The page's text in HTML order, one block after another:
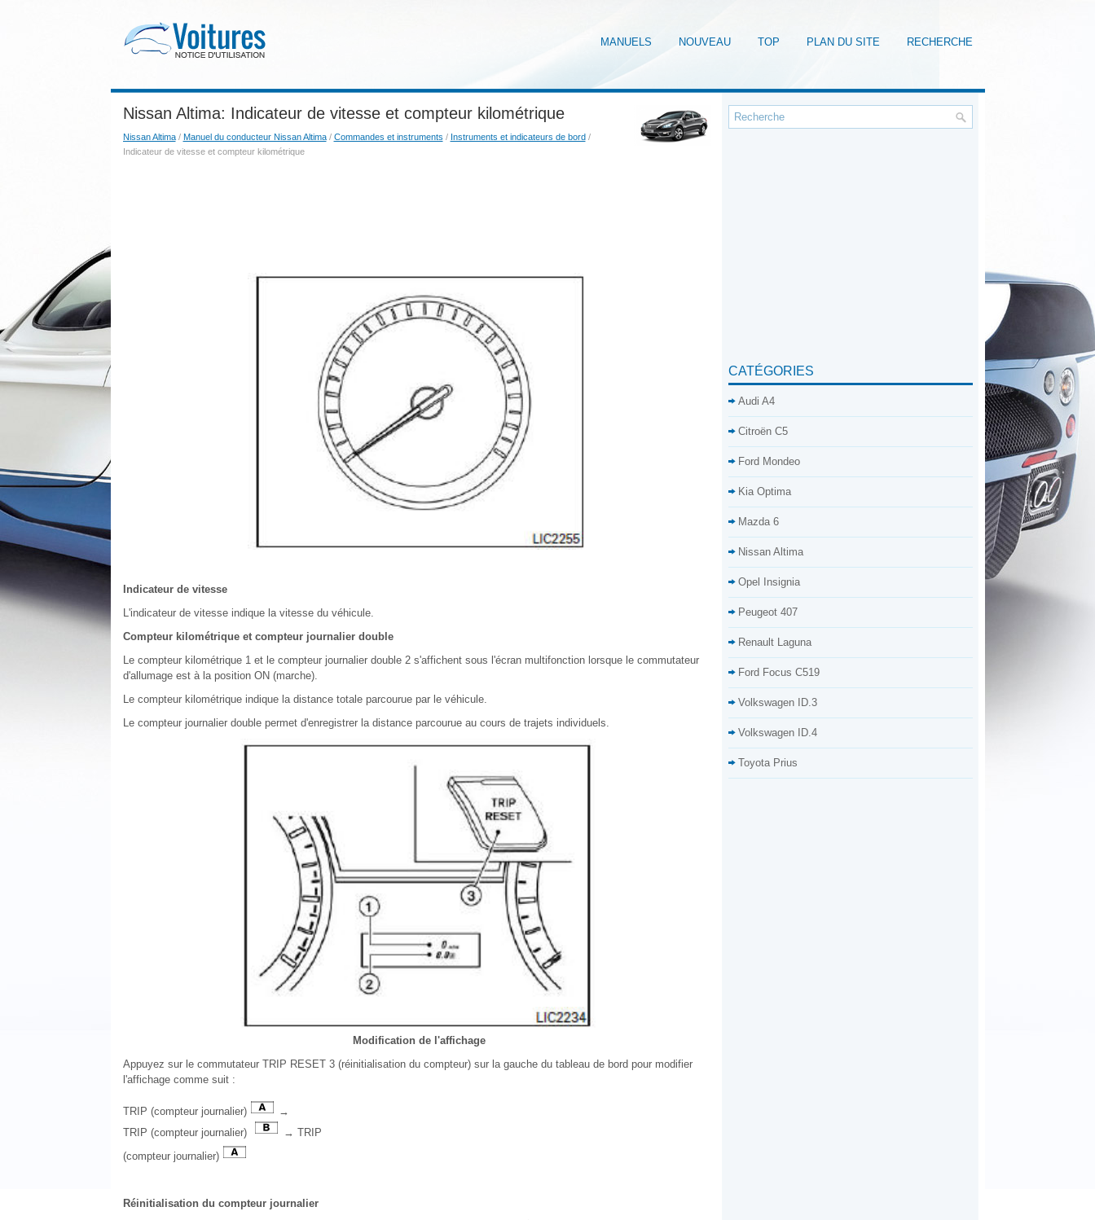
MANUELS NOUVEAU TOP PLAN DU SITE RECHERCHE
Nissan Altima: Indicateur de vitesse et compteur kilométrique
Nissan Altima/ Manuel du conducteur Nissan Altima/ Commandes et instruments / Instruments et indicateurs de bord/
Indicateur de vitesse et compteur kilométrique
Indicateur de vitesse
L'indicateur de vitesse indique la vitesse du véhicule.
Compteur kilométrique et compteur journalier double
Le compteur kilométrique 1 et le compteur journalier double 2 s'affichent sous l'écran multifonction lorsque le commutateur
d'allumage est à la position ON (marche).
Le compteur kilométrique indique la distance totale parcourue par le véhicule.
Le compteur journalier double permet d'enregistrer la distance parcourue au cours de trajets individuels.
Modification de l'affichage
Appuyez sur le commutateur TRIP RESET 3 (réinitialisation du compteur) sur la gauche du tableau de bord pour modifier
l'affichage comme suit :
TRIP (compteur journalier)
→
TRIP (compteur journalier)
→ TRIP
(compteur journalier)
Réinitialisation du compteur journalier
CATÉGORIES
Audi A4
Citroën C5
Ford Mondeo
Kia Optima
Mazda 6
Nissan Altima
Opel Insignia
Peugeot 407
Renault Laguna
Ford Focus C519
Volkswagen ID.3
Volkswagen ID.4
Toyota Prius